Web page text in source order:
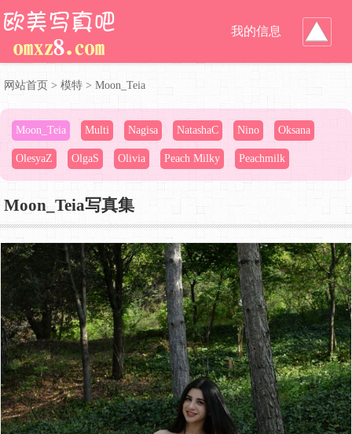
我的信息
网站首页 > 模特 > Moon_Teia
Moon_Teia Multi Nagisa NatashaC Nino Oksana
OlesyaZ OlgaS Olivia Peach Milky Peachmilk
Moon_Teia写真集